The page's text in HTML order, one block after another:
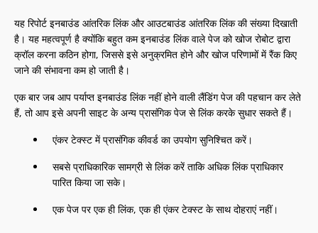
यह रिपोर्ट इनबाउंड आंतरिक लिंक और आउटबाउंड आंतरिक लिंक की संख्या दिखाती
है। यह महत्वपूर्ण है क्योंकि बहुत कम इनबाउंड लिंक वाले पेज को खोज रोबोट द्वारा
क्रॉल करना कठिन होगा, जिससे इसे अनुक्रमित होने और खोज परिणामों में रैंक किए
जाने की संभावना कम हो जाती है।
एक बार जब आप पर्याप्त इनबाउंड लिंक नहीं होने वाली लैंडिंग पेज की पहचान कर लेते
हैं, तो आप इसे अपनी साइट के अन्य प्रासंगिक पेज से लिंक करके सुधार सकते हैं।
एंकर टेक्स्ट में प्रासंगिक कीवर्ड का उपयोग सुनिश्चित करें।
सबसे प्राधिकारिक सामग्री से लिंक करें ताकि अधिक लिंक प्राधिकार
पारित किया जा सके।
एक पेज पर एक ही लिंक, एक ही एंकर टेक्स्ट के साथ दोहराएं नहीं।